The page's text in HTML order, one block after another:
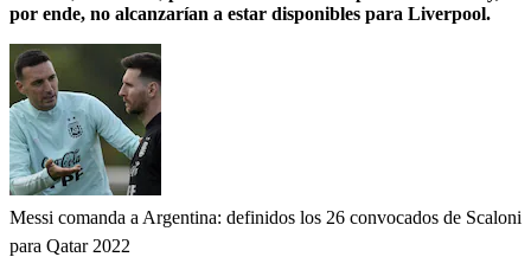
por ende, no alcanzarían a estar disponibles para Liverpool.
Messi comanda a Argentina: definidos los 26 convocados de Scaloni
para Qatar 2022